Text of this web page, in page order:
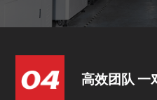
高效团队 一